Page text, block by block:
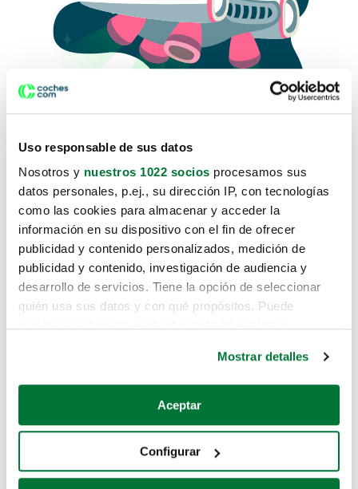
Uso responsable de sus datos
Nosotros y nuestros 1022 socios procesamos sus
datos personales, p.ej., su dirección IP, con tecnologías
como las cookies para almacenar y acceder la
información en su dispositivo con el fin de ofrecer
publicidad y contenido personalizados, medición de
publicidad y contenido, investigación de audiencia y
desarrollo de servicios. Tiene la opción de seleccionar
quién usa sus datos y con qué propósitos. Puede
Si lo permite, también quisiéramos:
Recopilar información sobre su ubicación geográfica
Identificar su dispositivo analizándolo activamente
para buscar características específicas (huellas
Mostrar detalles
Aceptar
Configurar
Lo sentimos, no sabemos como
te hemos traido hasta aquí.
Pero puedes encontrar el coche que estás
buscando en alguno de estos enlaces:
Coches de segunda mano
Coches de km0